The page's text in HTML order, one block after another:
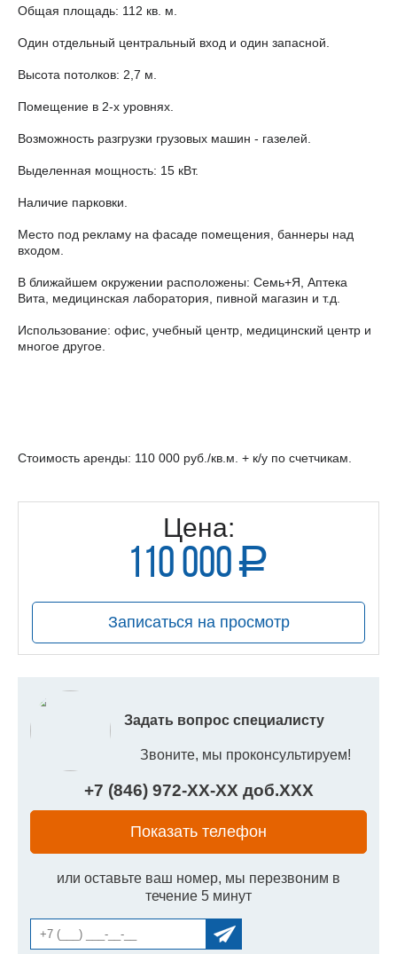
Общая площадь: 112 кв. м.
Один отдельный центральный вход и один запасной.
Высота потолков: 2,7 м.
Помещение в 2-х уровнях.
Возможность разгрузки грузовых машин - газелей.
Выделенная мощность: 15 кВт.
Наличие парковки.
Место под рекламу на фасаде помещения, баннеры над
входом.
В ближайшем окружении расположены: Семь+Я, Аптека
Вита, медицинская лаборатория, пивной магазин и т.д.
Использование: офис, учебный центр, медицинский центр и
многое другое.
Стоимость аренды: 110 000 руб./кв.м. + к/у по счетчикам.
Цена:
110 000 a
руб.
Записаться на просмотр
Задать вопрос специалисту
Звоните, мы проконсультируем!
+7 (846) 972-XX-XXдоб.XXX
Показать телефон
или оставьте ваш номер, мы перезвоним в
течение 5 минут